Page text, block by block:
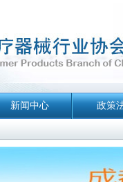
新闻中心 政策